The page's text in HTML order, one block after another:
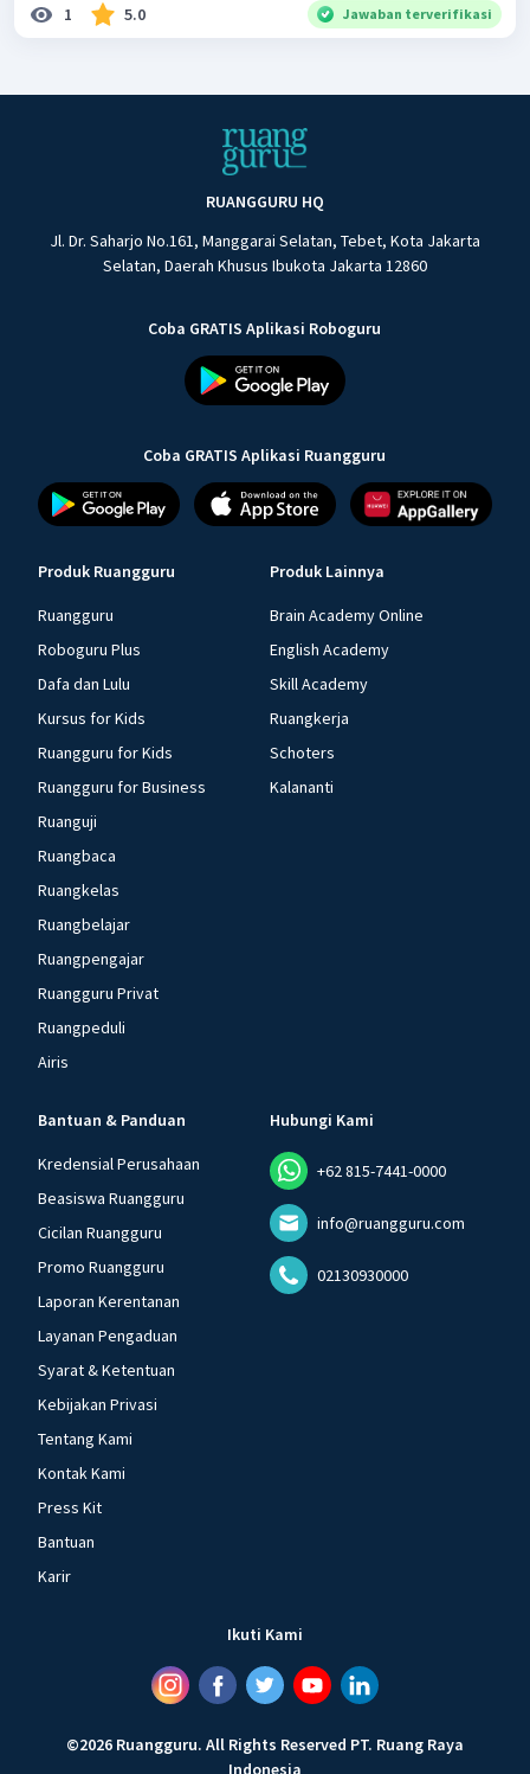
1 5.0 Jawaban terverifikasi
RUANGGURU HQ
Jl. Dr. Saharjo No.161, Manggarai Selatan, Tebet, Kota Jakarta
Selatan, Daerah Khusus Ibukota Jakarta 12860
Coba GRATIS Aplikasi Roboguru
Coba GRATIS Aplikasi Ruangguru
Produk Ruangguru
Ruangguru
Roboguru Plus
Dafa dan Lulu
Kursus for Kids
Ruangguru for Kids
Ruangguru for Business
Ruanguji
Ruangbaca
Ruangkelas
Ruangbelajar
Ruangpengajar
Ruangguru Privat
Ruangpeduli
Airis
Produk Lainnya
Brain Academy Online
English Academy
Skill Academy
Ruangkerja
Schoters
Kalananti
Bantuan & Panduan
Kredensial Perusahaan
Beasiswa Ruangguru
Cicilan Ruangguru
Promo Ruangguru
Laporan Kerentanan
Layanan Pengaduan
Syarat & Ketentuan
Kebijakan Privasi
Tentang Kami
Kontak Kami
Press Kit
Bantuan
Karir
Hubungi Kami
+62 815-7441-0000
info@ruangguru.com
02130930000
Ikuti Kami
©2026 Ruangguru. All Rights Reserved PT. Ruang Raya
Indonesia